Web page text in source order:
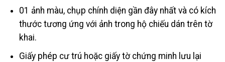
01 ảnh màu, chụp chính diện gần đây nhất và có kích
thước tương ứng với ảnh trong hộ chiếu dán trên tờ
khai.
Giấy phép cư trú hoặc giấy tờ chứng minh lưu lại